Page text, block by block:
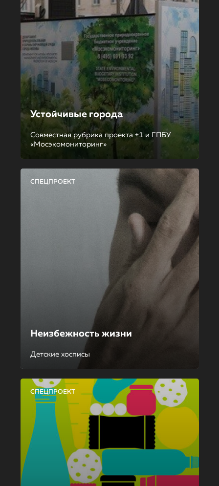
Устойчивые города
Совместная рубрика проекта +1 и ГПБУ
«Мосэкомониторинг»
СПЕЦПРОЕКТ
Неизбежность жизни
Детские хосписы
СПЕЦПРОЕКТ